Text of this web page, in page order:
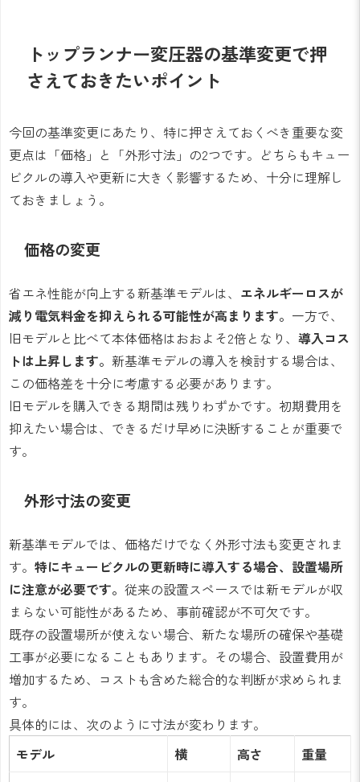
トップランナー変圧器の基準変更で押
さえておきたいポイント
今回の基準変更にあたり、特に押さえておくべき重要な変
更点は「価格」と「外形寸法」の2つです。どちらもキュー
ビクルの導入や更新に大きく影響するため、十分に理解し
ておきましょう。
価格の変更
省エネ性能が向上する新基準モデルは、 エネルギーロスが
減り電気料金を抑えられる可能性が高まります。 一方で、
旧モデルと比べて本体価格はおおよそ2倍となり、 導入コス
トは上昇します。 新基準モデルの導入を検討する場合は、
この価格差を十分に考慮する必要があります。
旧モデルを購入できる期間は残りわずかです。初期費用を
抑えたい場合は、できるだけ早めに決断することが重要で
す。
外形寸法の変更
新基準モデルでは、価格だけでなく外形寸法も変更されま
す。 特にキュービクルの更新時に導入する場合、設置場所
に注意が必要です。 従来の設置スペースでは新モデルが収
まらない可能性があるため、事前確認が不可欠です。
既存の設置場所が使えない場合、新たな場所の確保や基礎
工事が必要になることもあります。その場合、設置費用が
増加するため、コストも含めた総合的な判断が求められま
す。
具体的には、次のように寸法が変わります。
モデル
横 高さ
重量